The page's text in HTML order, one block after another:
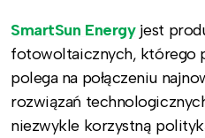
SmartSun Energy jest
fotowoltaicznych, którego
polega na połączeniu
rozwiązań
niezwykle korzystną